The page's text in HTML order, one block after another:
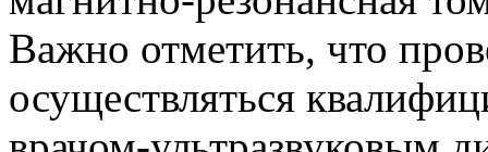
Важно отметить, что
осуществляться